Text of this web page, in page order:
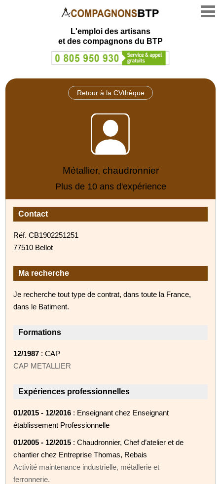
L'emploi des artisans
et des compagnons du BTP
Retour à la CVthèque
Métallier, chaudronnier
Plus de 10 ans d'expérience
Contact
Réf. CB1902251251
77510 Bellot
Ma recherche
Je recherche tout type de contrat, dans toute la France,
dans le Batiment.
Formations
12/1987 : CAP
CAP METALLIER
Expériences professionnelles
01/2015 - 12/2016 : Enseignant chez Enseignant
établissement Professionnelle
01/2005 - 12/2015 : Chaudronnier, Chef d’atelier et de
chantier chez Entreprise Thomas, Rebais
Activité maintenance industrielle, métallerie et
ferronnerie.